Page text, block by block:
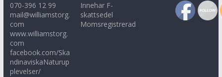
070-396 12 99
mail@williamstorg.
com
www.williamstorg.
com
facebook.com/Ska
ndinaviskaNaturup
plevelser/
Innehar F-
skattsedel
Momsregistrerad